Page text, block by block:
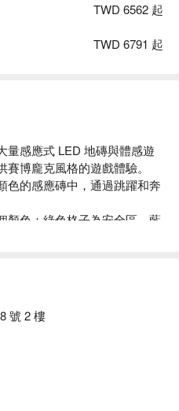
TWD 6562 起
TWD 6791 起
量感應式 LED 地磚與體感遊
博龐克風格的遊戲體驗。
色的感應磚中，通過跳躍和奔
顏色；綠色格子為安全區，藍
種運動和視覺的享受。
樂，同時也可以體驗到挑戰
號 2 樓